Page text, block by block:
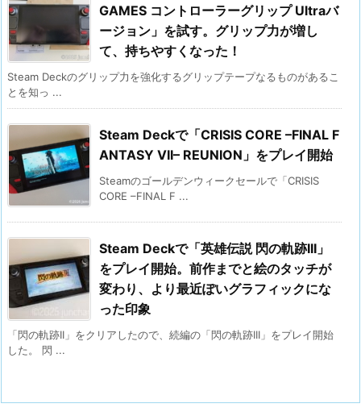
GAMES コントローラーグリップ Ultraバ
ージョン」を試す。グリップ力が増し
て、持ちやすくなった！
Steam Deckのグリップ力を強化するグリップテープなるものがあるこ
とを知っ ...
Steam Deckで「CRISIS CORE –FINAL F
ANTASY VII– REUNION」をプレイ開始
Steamのゴールデンウィークセールで「CRISIS
CORE –FINAL F ...
Steam Deckで「英雄伝説 閃の軌跡III」
をプレイ開始。前作までと絵のタッチが
変わり、より最近ぽいグラフィックにな
った印象
「閃の軌跡II」をクリアしたので、続編の「閃の軌跡III」をプレイ開始
した。 閃 ...